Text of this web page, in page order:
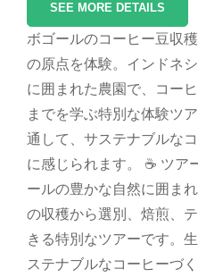
SEE MORE DETAILS
ボゴールのコーヒー豆収
の原点を体験。インドネ
に囲まれた農園で、コー
までを学ぶ特別な体験ツ
通して、サステナブルな
に感じられます。 ☕ ツア
ールの豊かな自然に囲ま
の収穫から選別、焙煎、
きる特別なツアーです。
ステナブルなコーヒーづ